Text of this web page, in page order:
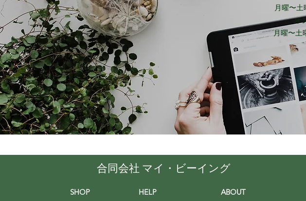
月曜〜
オ
月曜〜土
合同会社 マイ・ビーイング
SHOP HELP ABOUT